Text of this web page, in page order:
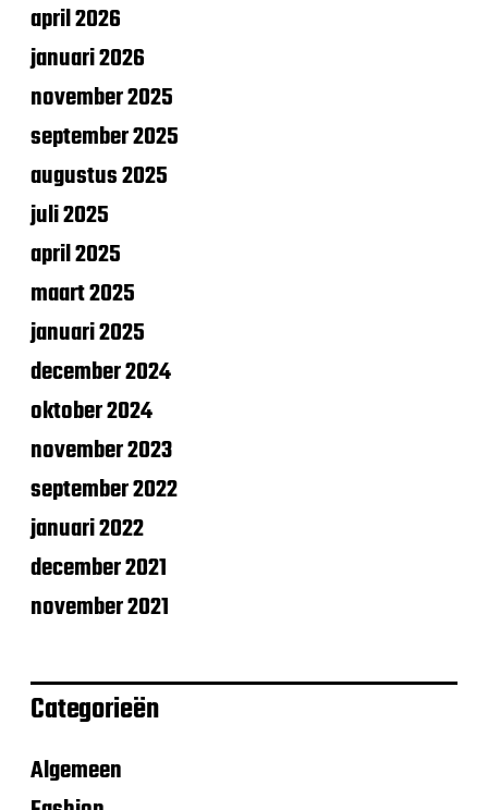
april 2026
januari 2026
november 2025
september 2025
augustus 2025
juli 2025
april 2025
maart 2025
januari 2025
december 2024
oktober 2024
november 2023
september 2022
januari 2022
december 2021
november 2021
Categorieën
Algemeen